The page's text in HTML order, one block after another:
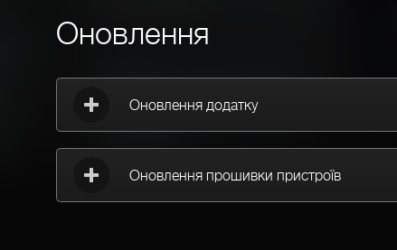
Оновлення
Оновлення додатку
Оновлення прошивки пристроїв